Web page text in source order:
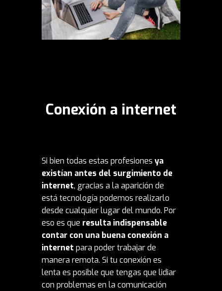
Conexión a internet
Si bien todas estas profesiones ya
existían antes del surgimiento de
internet, gracias a la aparición de
está tecnología podemos realizarlo
desde cualquier lugar del mundo. Por
eso es que resulta indispensable
contar con una buena conexión a
internet para poder trabajar de
manera remota. Si tu conexión es
lenta es posible que tengas que lidiar
con problemas en la comunicación